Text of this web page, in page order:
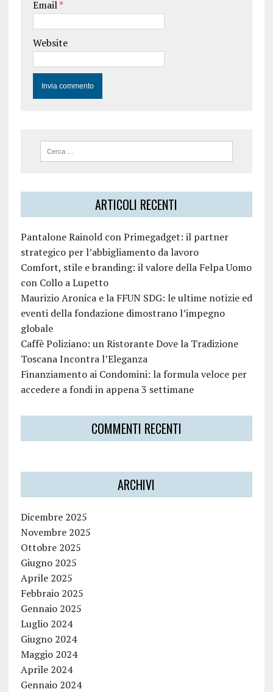
Email*
Website
ARTICOLI RECENTI
Pantalone Rainold con Primegadget: il partner
strategico per l’abbigliamento da lavoro
Comfort, stile e branding: il valore della Felpa Uomo
con Collo a Lupetto
Maurizio Aronica e la FFUN SDG: le ultime notizie ed
eventi della fondazione dimostrano l’impegno
globale
Caffè Poliziano: un Ristorante Dove la Tradizione
Toscana Incontra l’Eleganza
Finanziamento ai Condomini: la formula veloce per
accedere a fondi in appena 3 settimane
COMMENTI RECENTI
ARCHIVI
Dicembre 2025
Novembre 2025
Ottobre 2025
Giugno 2025
Aprile 2025
Febbraio 2025
Gennaio 2025
Luglio 2024
Giugno 2024
Maggio 2024
Aprile 2024
Gennaio 2024